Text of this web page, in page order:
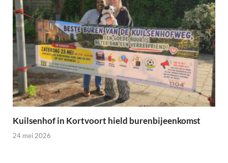
Kuilsenhof in Kortvoort hield burenbijeenkomst
24 mei 2026